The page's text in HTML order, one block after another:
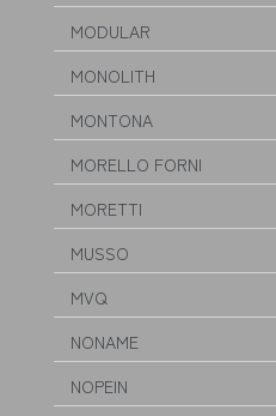
MODULAR
MONOLITH
MONTONA
MORELLO FORNI
MORETTI
MUSSO
MVQ
NONAME
NOPEIN